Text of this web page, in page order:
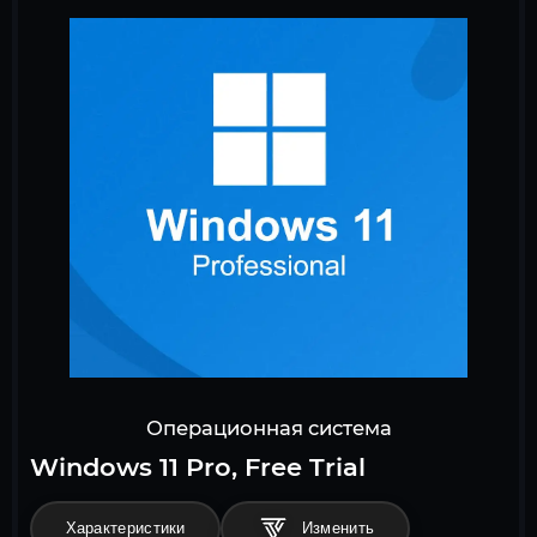
Операционная система
Windows 11 Pro, Free Trial
Характеристики